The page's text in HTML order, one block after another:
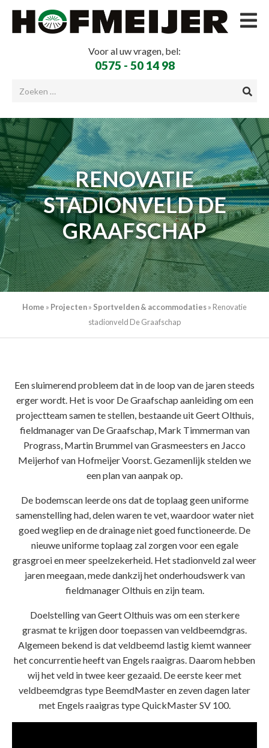
Voor al uw vragen, bel:
0575 - 50 14 98
RENOVATIE
STADIONVELD DE
GRAAFSCHAP
Home » Projecten» Sportvelden & accommodaties» Renovatie
stadionveld De Graafschap
Een sluimerend probleem dat in de loop van de jaren steeds
erger wordt. Het is voor De Graafschap aanleiding om een
projectteam samen te stellen, bestaande uit Geert Olthuis,
fieldmanager van De Graafschap, Mark Timmerman van
Prograss, Martin Brummel van Grasmeesters en Jacco
Meijerhof van Hofmeijer Voorst. Gezamenlijk stelden we
een plan van aanpak op.
De bodemscan leerde ons dat de toplaag geen uniforme
samenstelling had, delen waren te vet, waardoor water niet
goed wegliep en de drainage niet goed functioneerde. De
nieuwe uniforme toplaag zal zorgen voor een egale
grasgroei en meer speelzekerheid. Het stadionveld zal weer
jaren meegaan, mede dankzij het onderhoudswerk van
fieldmanager Olthuis en zijn team.
Doelstelling van Geert Olthuis was om een sterkere
grasmat te krijgen door toepassen van veldbeemdgras.
Algemeen bekend is dat veldbeemd lastig kiemt wanneer
het concurrentie heeft van Engels raaigras. Daarom hebben
wij het veld in twee keer gezaaid. De eerste keer met
veldbeemdgras type BeemdMaster en zeven dagen later
met Engels raaigras type QuickMaster SV 100.